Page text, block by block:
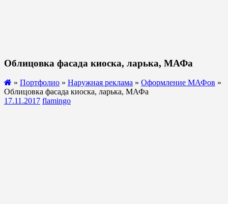
Облицовка фасада киоска, ларька, МАФа
» Портфолио » Наружная реклама » Оформление МАФов »
Облицовка фасада киоска, ларька, МАФа
17.11.2017 flamingo